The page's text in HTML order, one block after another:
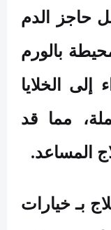
حاجز الدم
بالورم
إلى الخلايا
مما قد
المساعد.
بـ خيارات